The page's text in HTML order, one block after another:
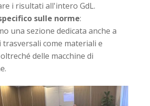
i risultati all'intero GdL.
sulle norme:
una sezione dedicata anche a
come materiali e
delle macchine di